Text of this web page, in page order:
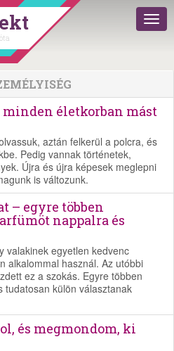
életkorban mást
aztán felkerül a polcra, és
Pedig vannak történetek,
Újra és újra képesek meglepni
is változunk.
– egyre többen
nappalra és
valakinek egyetlen kedvenc
alkalommal használ. Az utóbbi
ez a szokás. Egyre többen
tudatosan külön választanak
és megmondom, ki